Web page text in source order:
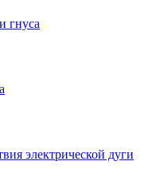
гнуса
электрической дуги